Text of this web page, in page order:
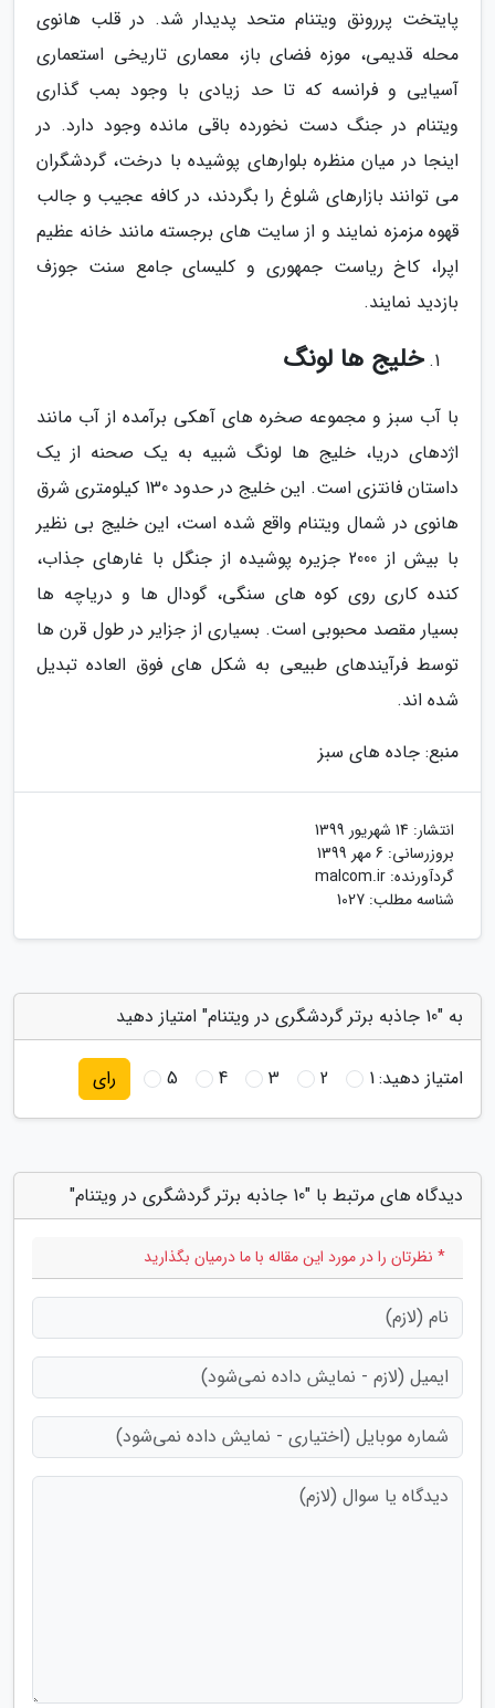
پایتخت پررونق ویتنام متحد پدیدار شد. در قلب هانوی
محله قدیمی، موزه فضای باز، معماری تاریخی استعماری
آسیایی و فرانسه که تا حد زیادی با وجود بمب گذاری
ویتنام در جنگ دست نخورده باقی مانده وجود دارد. در
اینجا در میان منظره بلوارهای پوشیده با درخت، گردشگران
می توانند بازارهای شلوغ را بگردند، در کافه عجیب و جالب
قهوه مزمزه نمایند و از سایت های برجسته مانند خانه عظیم
اپرا، کاخ ریاست جمهوری و کلیسای جامع سنت جوزف
بازدید نمایند.
خلیج ها لونگ
با آب سبز و مجموعه صخره های آهکی برآمده از آب مانند
اژدهای دریا، خلیج ها لونگ شبیه به یک صحنه از یک
داستان فانتزی است. این خلیج در حدود 130 کیلومتری شرق
هانوی در شمال ویتنام واقع شده است، این خلیج بی نظیر
با بیش از 2000 جزیره پوشیده از جنگل با غارهای جذاب،
کنده کاری روی کوه های سنگی، گودال ها و دریاچه ها
بسیار مقصد محبوبی است. بسیاری از جزایر در طول قرن ها
توسط فرآیندهای طبیعی به شکل های فوق العاده تبدیل
شده اند.
منبع: جاده های سبز
انتشار: 14 شهریور 1399
بروزرسانی: 6 مهر 1399
گردآورنده: malcom.ir
شناسه مطلب: 1027
به "10 جاذبه برتر گردشگری در ویتنام" امتیاز دهید
امتیاز دهید:1
2
3
4
5 رای
دیدگاه های مرتبط با "10 جاذبه برتر گردشگری در ویتنام"
* نظرتان را در مورد این مقاله با ما درمیان بگذارید